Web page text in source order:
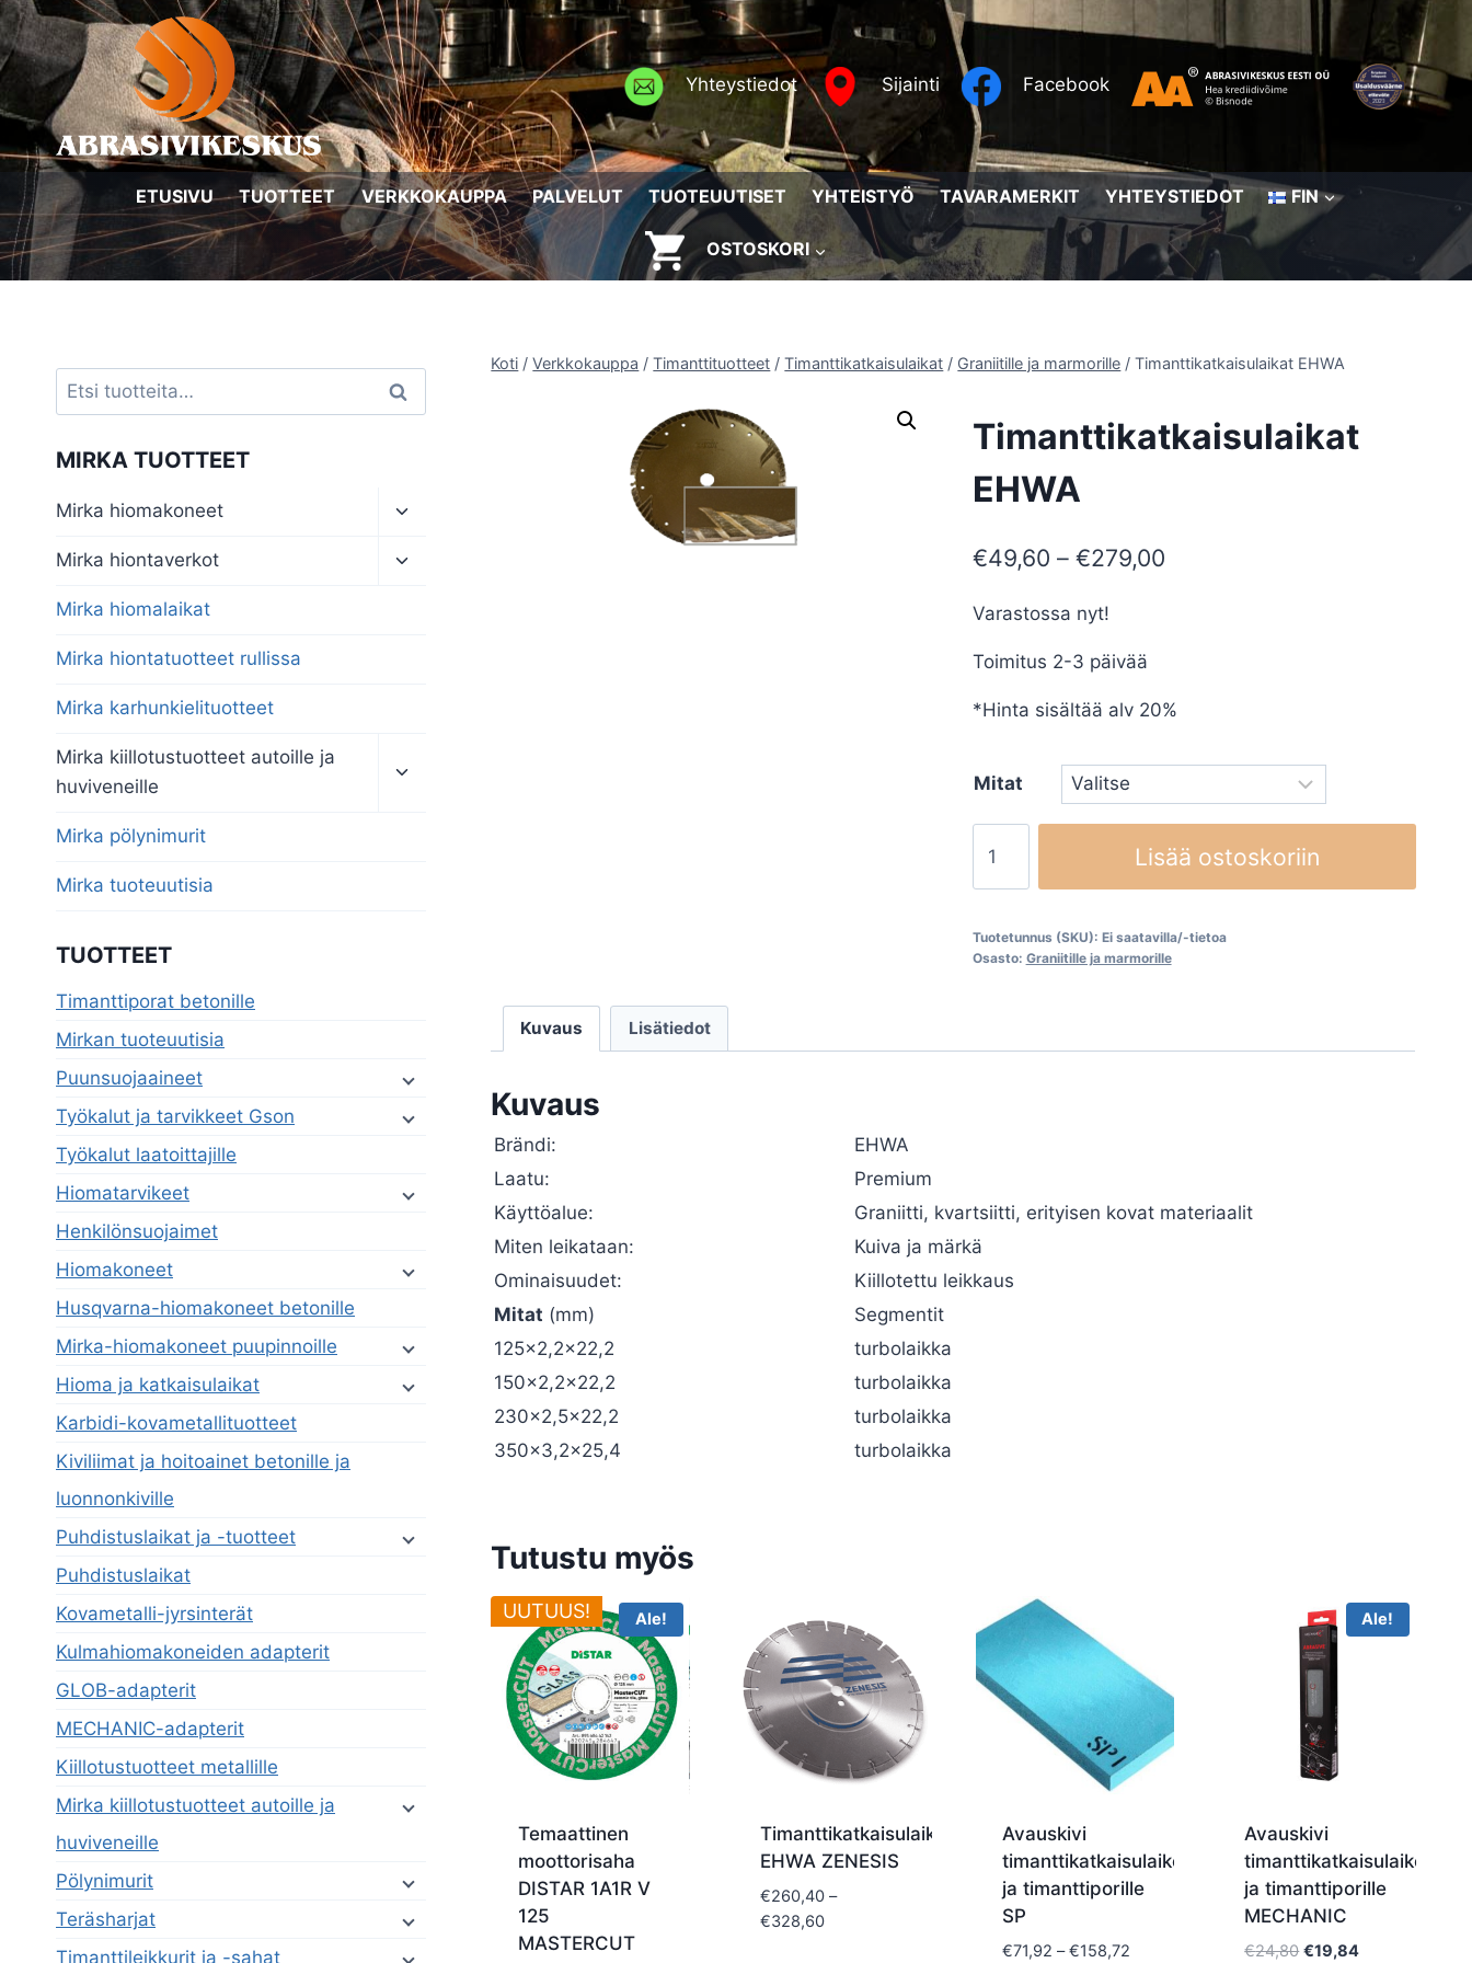
Siirry
sisältöön
Yhteystiedot
Sijainti Facebook
ETUSIVU TUOTTEET VERKKOKAUPPA PALVELUT TUOTEUUTISET YHTEISTYÖ TAVARAMERKIT YHTEYSTIEDOT FIN
OSTOSKORI
Koti / Verkkokauppa / Timanttituotteet / Timanttikatkaisulaikat / Graniitille ja marmorille / Timanttikatkaisulaikat EHWA
Timanttikatkaisulaikat
EHWA
€49,60 – €279,00Hintaluokka:
Varastossa nyt!
Toimitus 2-3 päivää
*Hinta sisältää alv 20%
Mitat
EHWA
määrä
Lisää ostoskoriin
Tuotetunnus (SKU): Ei saatavilla/-tietoa
Osasto: Graniitille ja marmorille
Kuvaus Lisätiedot
Kuvaus
Brändi:
EHWA
Laatu:
Premium
Käyttöalue:
Graniitti, kvartsiitti, erityisen kovat materiaalit
Miten leikataan:
Kuiva ja märkä
Ominaisuudet:
Kiillotettu leikkaus
Mitat (mm)
Segmentit
125×2,2×22,2
turbolaikka
150×2,2×22,2
turbolaikka
230×2,5×22,2
turbolaikka
350×3,2×25,4
turbolaikka
Tutustu myös
Ale!
UUTUUS!
Temaattinen
moottorisaha
DISTAR 1A1R V
125
MASTERCUT
Timanttikatkaisulaikat
EHWA ZENESIS
€260,40 –
€328,60Hintaluokka:
Avauskivi
timanttikatkaisulaikoille
ja timanttiporille
SP
€71,92 – €158,72
Ale!
Avauskivi
timanttikatkaisulaikoille
ja timanttiporille
MECHANIC
€24,80 Alkuperäinen
€19,84Nykyinen
Etsi: Haku
MIRKA TUOTTEET
Mirka hiomakoneet
Toggle
menu
Mirka hiontaverkot
Toggle
Mirka hiomalaikat
Mirka hiontatuotteet rullissa
Mirka karhunkielituotteet
Mirka kiillotustuotteet autoille ja
huviveneille
child
Mirka pölynimurit
Mirka tuoteuutisia
TUOTTEET
Timanttiporat betonille
Mirkan tuoteuutisia
Puunsuojaaineet
Työkalut ja tarvikkeet Gson
Työkalut laatoittajille
Hiomatarvikeet
Henkilönsuojaimet
Hiomakoneet
Husqvarna-hiomakoneet betonille
Mirka-hiomakoneet puupinnoille
Hioma ja katkaisulaikat
Karbidi-kovametallituotteet
Kiviliimat ja hoitoainet betonille ja
luonnonkiville
Puhdistuslaikat ja -tuotteet
Puhdistuslaikat
Kovametalli-jyrsinterät
Kulmahiomakoneiden adapterit
GLOB-adapterit
MECHANIC-adapterit
Kiillotustuotteet metallille
Mirka kiillotustuotteet autoille ja
huviveneille
Pölynimurit
Teräsharjat
Timanttileikkurit ja -sahat